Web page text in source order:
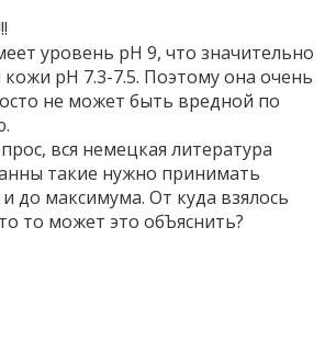
уровень pH 9, что значительно
pH 7.3-7.5. Поэтому она очень
не может быть вредной по
вся немецкая литература
такие нужно принимать
до максимума. От куда взялось
то может это обЪяснить?